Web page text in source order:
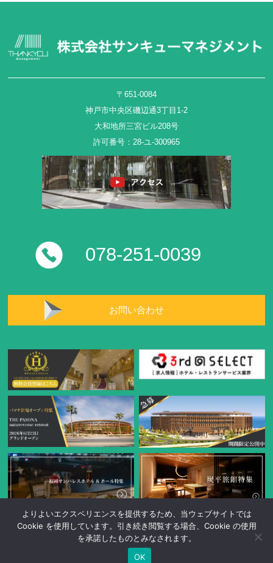
〒651-0084
神戸市中央区磯辺通3丁目1-2
大和地所三宮ビル208号
許可番号：28-ユ-300965
078-251-0039
お問い合わせ
よりよいエクスペリエンスを提供するため、当ウェブサイトでは
Cookie を使用しています。引き続き閲覧する場合、Cookie の使用
を承諾したものとみなされます。
OK